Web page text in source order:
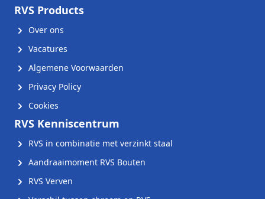
RVS Products
Over ons
Vacatures
Algemene Voorwaarden
Privacy Policy
Cookies
RVS Kenniscentrum
RVS in combinatie met verzinkt staal
Aandraaimoment RVS Bouten
RVS Verven